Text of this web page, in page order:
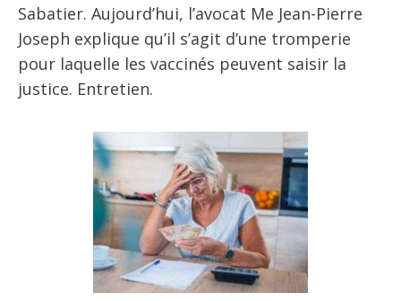
Sabatier. Aujourd’hui, l’avocat Me Jean-Pierre
Joseph explique qu’il s’agit d’une tromperie
pour laquelle les vaccinés peuvent saisir la
justice. Entretien.